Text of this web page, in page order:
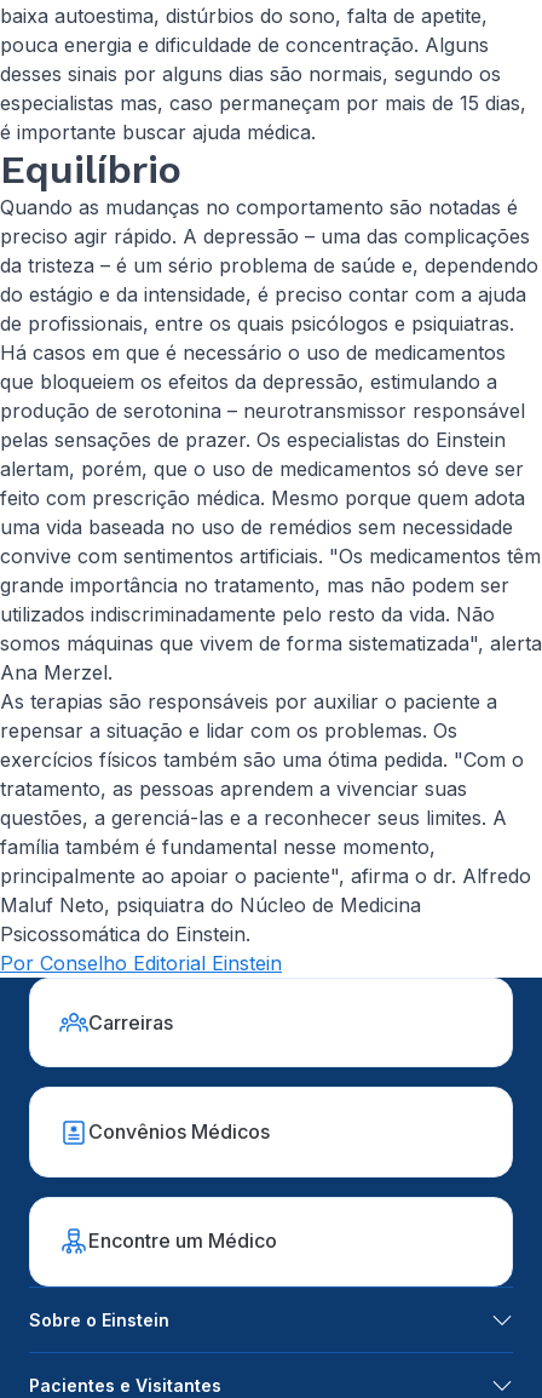
baixa autoestima, distúrbios do sono, falta de apetite,
pouca energia e dificuldade de concentração. Alguns
desses sinais por alguns dias são normais, segundo os
especialistas mas, caso permaneçam por mais de 15 dias,
é importante buscar ajuda médica.
Equilíbrio
Quando as mudanças no comportamento são notadas é
preciso agir rápido. A depressão – uma das complicações
da tristeza – é um sério problema de saúde e, dependendo
do estágio e da intensidade, é preciso contar com a ajuda
de profissionais, entre os quais psicólogos e psiquiatras.
Há casos em que é necessário o uso de medicamentos
que bloqueiem os efeitos da depressão, estimulando a
produção de serotonina – neurotransmissor responsável
pelas sensações de prazer. Os especialistas do Einstein
alertam, porém, que o uso de medicamentos só deve ser
feito com prescrição médica. Mesmo porque quem adota
uma vida baseada no uso de remédios sem necessidade
convive com sentimentos artificiais. "Os medicamentos têm
grande importância no tratamento, mas não podem ser
utilizados indiscriminadamente pelo resto da vida. Não
somos máquinas que vivem de forma sistematizada", alerta
Ana Merzel.
As terapias são responsáveis por auxiliar o paciente a
repensar a situação e lidar com os problemas. Os
exercícios físicos também são uma ótima pedida. "Com o
tratamento, as pessoas aprendem a vivenciar suas
questões, a gerenciá-las e a reconhecer seus limites. A
família também é fundamental nesse momento,
principalmente ao apoiar o paciente", afirma o dr. Alfredo
Maluf Neto, psiquiatra do Núcleo de Medicina
Psicossomática do Einstein.
Por Conselho Editorial Einstein
Carreiras
Convênios Médicos
Encontre um Médico
Sobre o Einstein
Pacientes e Visitantes